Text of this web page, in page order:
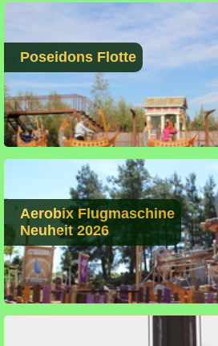
Poseidons Flotte
Aerobix Flugmaschine
Neuheit 2026